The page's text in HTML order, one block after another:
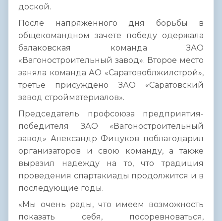
доской.
После напряженного дня борьбы в
общекомандном зачете победу одержала
балаковская команда ЗАО
«Вагоностроительный завод». Второе место
заняла команда АО «Саратовоблжилстрой»,
третье присуждено ЗАО «Саратовский
завод стройматериалов».
Председатель профсоюза предприятия-
победителя ЗАО «Вагоностроительный
завод» Александр Фицуков поблагодарил
организаторов и свою команду, а также
выразил надежду на то, что традиция
проведения спартакиады продолжится и в
последующие годы.
«Мы очень рады, что имеем возможность
показать себя, посоревноваться,